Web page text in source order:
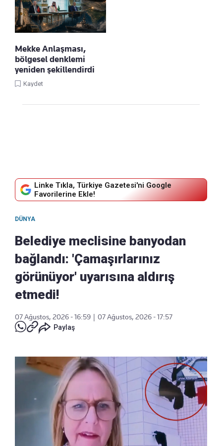
Mekke Anlaşması,
bölgesel denklemi
yeniden şekillendirdi
Kaydet
Linke Tıkla, Türkiye Gazetesi'ni Google
Favorilerine Ekle!
DÜNYA
Belediye meclisine banyodan
bağlandı: 'Çamaşırlarınız
görünüyor' uyarısına aldırış
etmedi!
07 Ağustos, 2026 - 16:59
07 Ağustos, 2026 - 17:57
Paylaş